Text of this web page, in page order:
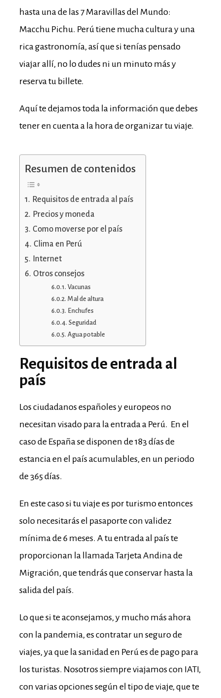
hasta una de las 7 Maravillas del Mundo:
Macchu Pichu. Perú tiene mucha cultura y una
rica gastronomía, así que si tenías pensado
viajar allí, no lo dudes ni un minuto más y
reserva tu billete.
Aquí te dejamos toda la información que debes
tener en cuenta a la hora de organizar tu viaje.
Resumen de contenidos
Requisitos de entrada al país
Precios y moneda
Como moverse por el país
Clima en Perú
Internet
Otros consejos
Vacunas
Mal de altura
Enchufes
Seguridad
Agua potable
Requisitos de entrada al
país
Los ciudadanos españoles y europeos no
necesitan visado para la entrada a Perú. En el
caso de España se disponen de 183 días de
estancia en el país acumulables, en un periodo
de 365 días.
En este caso si tu viaje es por turismo entonces
solo necesitarás el pasaporte con validez
mínima de 6 meses. A tu entrada al país te
proporcionan la llamada Tarjeta Andina de
Migración, que tendrás que conservar hasta la
salida del país.
Lo que si te aconsejamos, y mucho más ahora
con la pandemia, es contratar un seguro de
viajes, ya que la sanidad en Perú es de pago para
los turistas. Nosotros siempre viajamos con IATI,
con varias opciones según el tipo de viaje, que te